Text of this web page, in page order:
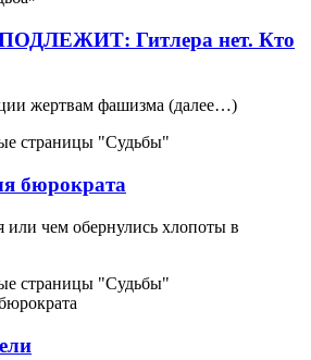
Гитлера нет. Кто
жертвам фашизма (далее…)
страницы "Судьбы"
бюрократа
или чем обернулись хлопоты в
страницы "Судьбы"